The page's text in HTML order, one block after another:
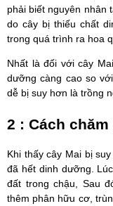
phải biết nguyên nhân
do cây bị thiếu chất
trong quá trình ra hoa
Nhất là đối với cây
dưỡng càng cao so
dễ bị suy hơn là trồng
2 : Cách
Khi thấy cây Mai bị
đã hết dinh dưỡng.
đất trong chậu, Sau
thêm phân hữu cơ,